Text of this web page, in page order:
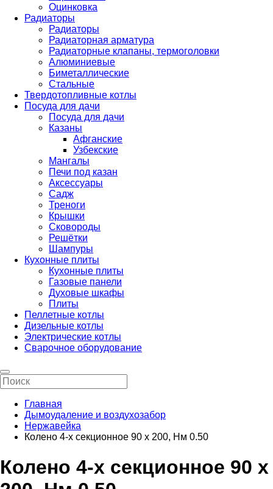
Оцинковка
Радиаторы
Радиаторы
Радиаторная арматура
Радиаторные клапаны, термоголовки
Алюминиевые
Биметаллические
Стальные
Твердотопливные котлы
Посуда для дачи
Посуда для дачи
Казаны
Афганские
Узбекские
Мангалы
Печи под казан
Аксессуары
Садж
Треноги
Крышки
Сковороды
Решётки
Шампуры
Кухонные плиты
Кухонные плиты
Газовые панели
Духовые шкафы
Плиты
Пеллетные котлы
Дизельные котлы
Электрические котлы
Сварочное оборудование
Главная
Дымоудаление и воздухозабор
Нержавейка
Колено 4-х секционное 90 х 200, Нм 0.50
Колено 4-х секционное 90 х